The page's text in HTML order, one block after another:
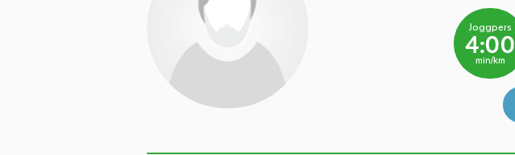
Joggpers
4:00
min/km